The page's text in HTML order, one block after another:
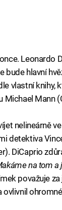
Leonardo
bude hlavní
vlastní knihy,
Michael Mann
nelineárně
detektiva
DiCaprio
na tom a
považuje
ovlivnil